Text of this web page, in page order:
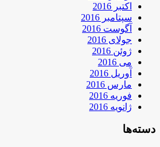
اکتبر 2016
سپتامبر 2016
آگوست 2016
جولای 2016
ژوئن 2016
می 2016
آوریل 2016
مارس 2016
فوریه 2016
ژانویه 2016
دسته‌ها